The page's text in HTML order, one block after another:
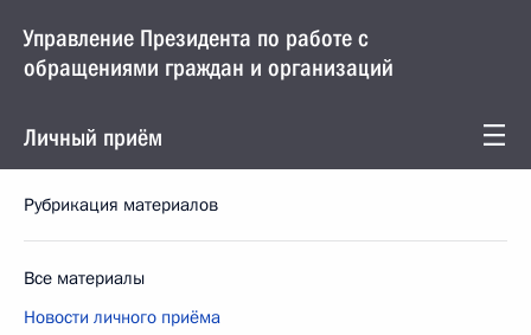
Управление Президента по работе с
обращениями граждан и организаций
Личный приём
Рубрикация материалов
Все материалы
Новости личного приёма